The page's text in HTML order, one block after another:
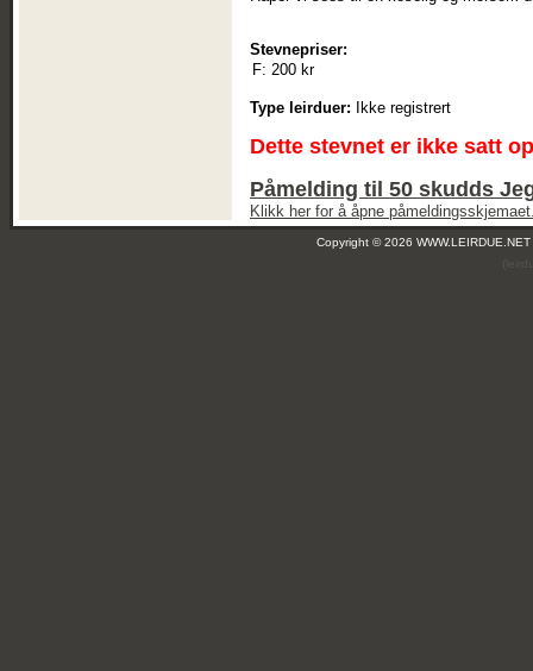
Stevnepriser:
F: 200 kr
Type leirduer: Ikke registrert
Dette stevnet er ikke satt
Påmelding til 50 skudds
Klikk her for å åpne
Copyright © 2026